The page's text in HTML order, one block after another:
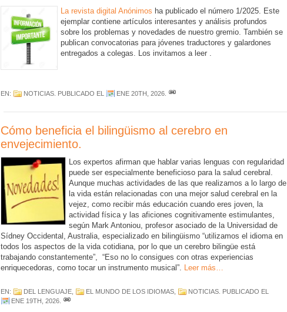
La revista digital Anónimos ha publicado el número 1/2025. Este
ejemplar contiene artículos interesantes y análisis profundos
sobre los problemas y novedades de nuestro gremio. También se
publican convocatorias para jóvenes traductores y galardones
entregados a colegas. Los invitamos a leer .
EN: NOTICIAS. PUBLICADO EL ENE 20TH, 2026.
Cómo beneficia el bilingüismo al cerebro en
envejecimiento.
Los expertos afirman que hablar varias lenguas con regularidad
puede ser especialmente beneficioso para la salud cerebral.
Aunque muchas actividades de las que realizamos a lo largo de
la vida están relacionadas con una mejor salud cerebral en la
vejez, como recibir más educación cuando eres joven, la
actividad física y las aficiones cognitivamente estimulantes,
según Mark Antoniou, profesor asociado de la Universidad de
Sídney Occidental, Australia, especializado en bilingüismo “utilizamos el idioma en
todos los aspectos de la vida cotidiana, por lo que un cerebro bilingüe está
trabajando constantemente”, “Eso no lo consigues con otras experiencias
enriquecedoras, como tocar un instrumento musical”. Leer más…
EN: DEL LENGUAJE, EL MUNDO DE LOS IDIOMAS, NOTICIAS. PUBLICADO EL
ENE 19TH, 2026.